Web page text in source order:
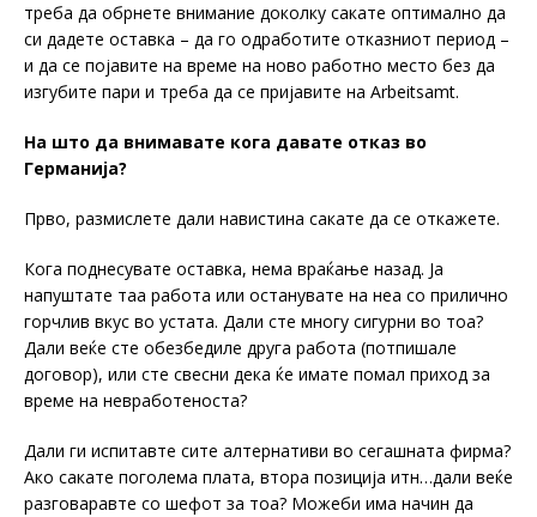
треба да обрнете внимание доколку сакате оптимално да
си дадете оставка – да го одработите отказниот период –
и да се појавите на време на ново работно место без да
изгубите пари и треба да се пријавите на Аrbeitsamt.
На што да внимавате кога давате отказ во
Германија?
Прво, размислете дали навистина сакате да се откажете.
Кога поднесувате оставка, нема враќање назад. Ја
напуштате таа работа или останувате на неа со прилично
горчлив вкус во устата. Дали сте многу сигурни во тоа?
Дали веќе сте обезбедиле друга работа (потпишале
договор), или сте свесни дека ќе имате помал приход за
време на невработеноста?
Дали ги испитавте сите алтернативи во сегашната фирма?
Ако сакате поголема плата, втора позиција итн…дали веќе
разговаравте со шефот за тоа? Можеби има начин да